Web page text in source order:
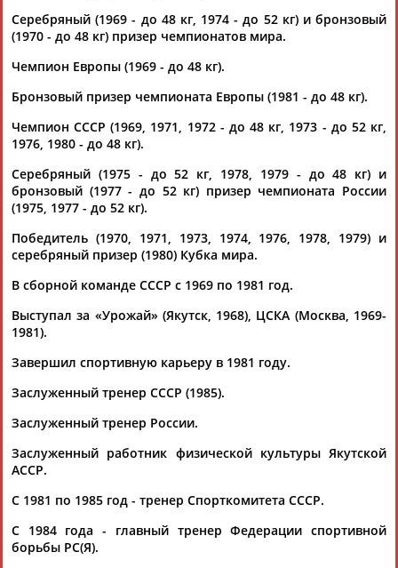
АБДРАХМАНОВАБДРАХМАНОВААБДУВАЛИЕВ
АБДУЛАЕВ
Рамазан
АБДУЛАЕВ
Тагир
АБДУЛАЕВ
Камалудин
АБДУЛДАУДОВ
Абдула
АБДУЛЖАЛИЛОВ
Магомед
АБДУЛКАГИРОВ
Назир
АБДУЛЛАЕВ
Серебряный (1969 - до 48 кг, 1974 - до 52 кг) и бронзовый
(1970 - до 48 кг) призер чемпионатов мира.
Чемпион Европы (1969 - до 48 кг).
Бронзовый призер чемпионата Европы (1981 - до 48 кг).
Чемпион СССР (1969, 1971, 1972 - до 48 кг, 1973 - до 52 кг,
1976, 1980 - до 48 кг).
Серебряный (1975 - до 52 кг, 1978, 1979 - до 48 кг) и
бронзовый (1977 - до 52 кг) призер чемпионата России
(1975, 1977 - до 52 кг).
Победитель (1970, 1971, 1973, 1974, 1976, 1978, 1979) и
серебряный призер (1980) Кубка мира.
В сборной команде СССР с 1969 по 1981 год.
Выступал за «Урожай» (Якутск, 1968), ЦСКА (Москва, 1969-
1981).
Завершил спортивную карьеру в 1981 году.
Заслуженный тренер СССР (1985).
Заслуженный тренер России.
Заслуженный работник физической культуры Якутской
АССР.
С 1981 по 1985 год - тренер Спорткомитета СССР.
С 1984 года - главный тренер Федерации спортивной
борьбы РС(Я).